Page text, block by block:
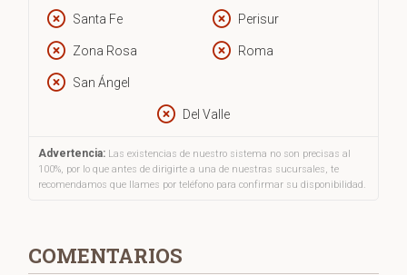
Santa Fe Perisur
Zona Rosa Roma
San Ángel
Del Valle
Advertencia: Las existencias de nuestro sistema no son precisas al
100%, por lo que antes de dirigirte a una de nuestras sucursales, te
recomendamos que llames por teléfono para confirmar su disponibilidad.
COMENTARIOS